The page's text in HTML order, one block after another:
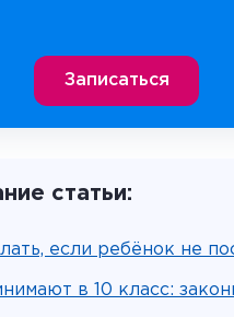
Записаться
статьи:
если ребёнок не
в 10 класс: